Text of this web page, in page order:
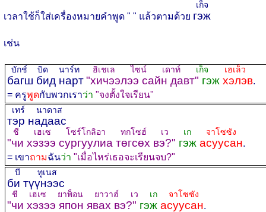
เวลาใช้ก็ใส่เครื่องหมายคำพูด " " แล้วตามด้วย гэж
เก็จ
เช่น
багш бид нарт
บักช์ บิด นาร์ท
"хичээлээ сайн давт" гэж хэлэв
ฮิเชเล ไซน์ เดาท์ เก็จ เฮเล็ว
.
= ครูพูดกับพวกเราว่า "จงตั้งใจเรียน"
тэр надаас
เทร์ นาดาส
"чи хэзээ сургуулиа төгсөх вэ?" гэж асуусан
ชี เฮเซ โซร์โกลิอา ทกโซฮ์ เว เก จาโซซัง
.
= เขาถามฉันว่า "เมื่อไหร่เธอจะเรียนจบ?"
би түүнээс
บี ทูเนส
"чи хэзээ япон явах вэ?" гэж асуусан
ชี เฮเซ ยาพ็อน ยาวาฮ์ เว เก จาโซซัง
.